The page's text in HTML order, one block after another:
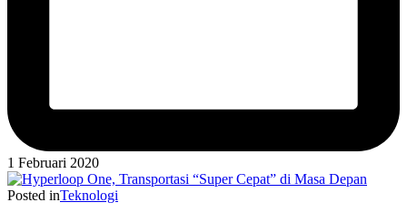
1 Februari 2020
Posted inTeknologi